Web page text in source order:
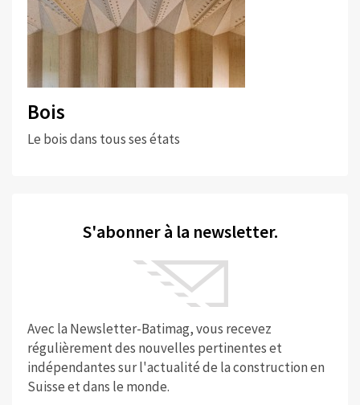
Bois
Le bois dans tous ses états
S'abonner à la newsletter.
Avec la Newsletter-Batimag, vous recevez
régulièrement des nouvelles pertinentes et
indépendantes sur l'actualité de la construction en
Suisse et dans le monde.